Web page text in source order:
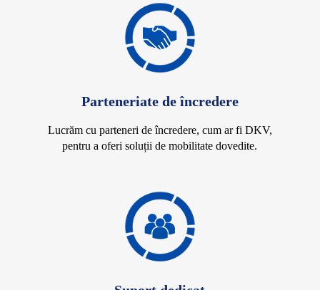
Parteneriate de încredere
Lucrăm cu parteneri de încredere, cum ar fi DKV,
pentru a oferi soluții de mobilitate dovedite.